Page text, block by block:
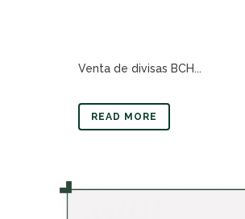
Venta de divisas BCH...
READ MORE